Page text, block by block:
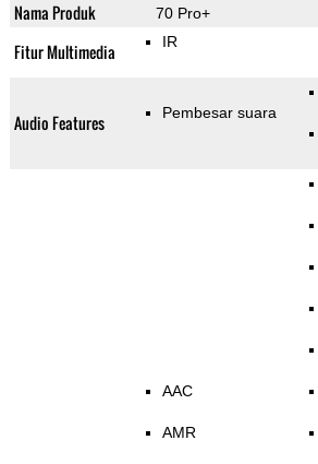
Nama Produk 70 Pro+
Fitur Multimedia IR
Audio Features Pembesar suara
AAC
AMR